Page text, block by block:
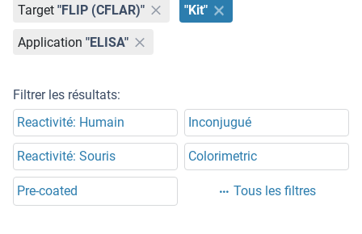
Target "FLIP (CFLAR)" "Kit"
Application "ELISA"
Filtrer les résultats:
Reactivité: Humain
Inconjugué
Reactivité: Souris Colorimetric
Pre-coated Tous les filtres